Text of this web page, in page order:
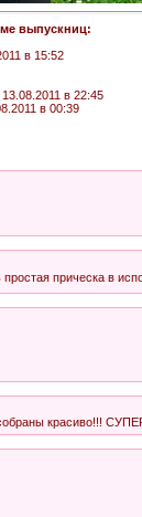
выпускниц:
в 15:52
в 22:45
в 00:39
прическа в
красиво!!!